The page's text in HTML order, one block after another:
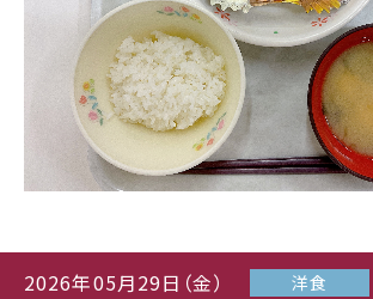
2026年05月29日（金） 洋食